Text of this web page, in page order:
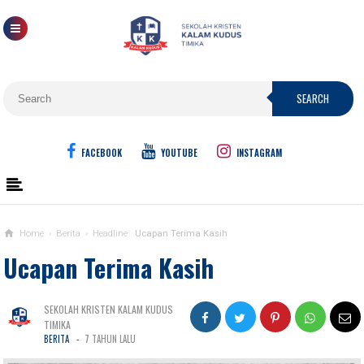
SEARCH
FACEBOOK YOUTUBE INSTAGRAM
Home › Berita › Headline Ucapan Terima Kasih
Ucapan Terima Kasih
SEKOLAH KRISTEN KALAM KUDUS
TIMIKA
BERITA - 7 TAHUN LALU